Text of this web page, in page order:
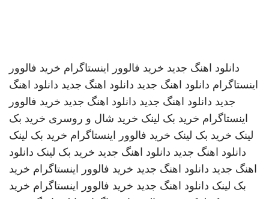
دانلود اهنگ جدید خرید فالوور اینستاگرام خرید فالوور
اینستاگرام دانلود اهنگ جدید دانلود اهنگ جدید دانلود اهنگ
جدید دانلود اهنگ جدید دانلود اهنگ جدید خرید فالوور
اینستاگرام خرید بک لینک خرید شال و روسری خرید بک
لینک خرید بک لینک خرید فالوور اینستاگرام خرید بک لینک
دانلود اهنگ جدید دانلود اهنگ جدید خرید بک لینک دانلود
اهنگ جدید دانلود اهنگ جدید خرید فالوور اینستاگرام خرید
بک لینک دانلود اهنگ جدید خرید فالوور اینستاگرام خرید